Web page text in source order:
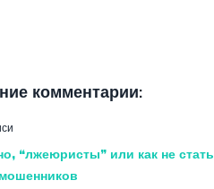
комментарии:
“лжеюристы” или как не стать